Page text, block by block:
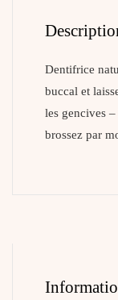
Dentifrice
buccal et
les gencives
brossez par